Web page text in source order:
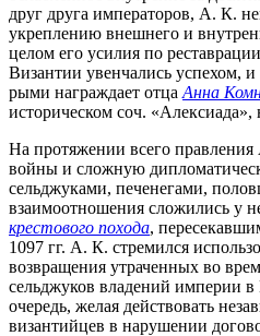
друг друга императоров, А. К.
укреплению внешнего и
целом его усилия по
Византии увенчались успехом,
рыми награждает отца Анна
историческом соч.
На протяжении всего
войны и сложную
сельджуками, печенегами,
взаимоотношения сложились у
крестового похода,
1097 гг. А. К. стремился
возвращения утраченных во
сельджуков владений империи
очередь, желая действовать
византийцев в нарушении